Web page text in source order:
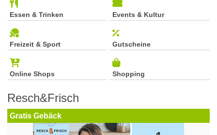
Essen & Trinken Events & Kultur
Freizeit & Sport Gutscheine
Online Shops Shopping
Resch&Frisch
Gratis Gebäck